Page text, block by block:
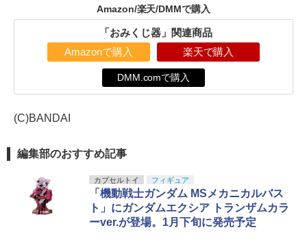
Amazon/楽天/DMMで購入
「おみくじ器」関連商品
Amazonで購入 楽天で購入
DMM.comで購入
(C)BANDAI
編集部のおすすめ記事
カプセルトイ フィギュア
「機動戦士ガンダム MSメカニカルバス
ト」にガンダムエクシア トランザムカラ
ーver.が登場。1月下旬に発売予定